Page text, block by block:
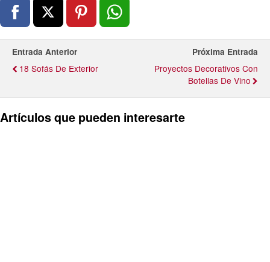
Entrada Anterior
18 Sofás De Exterior
Próxima Entrada
Proyectos Decorativos Con
Botellas De Vino
Artículos que pueden interesarte